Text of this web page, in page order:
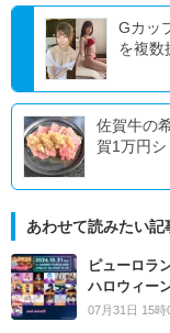
Gカッ
を複数
佐賀牛の
賀1万円シ
あわせて読みたい記
ピューロラ
ハロウィー
07月31日 15時